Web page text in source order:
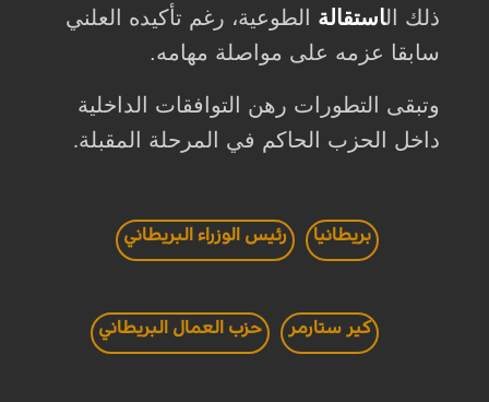
ذلك الاستقالة الطوعية، رغم تأكيده العلني
سابقا عزمه على مواصلة مهامه.
وتبقى التطورات رهن التوافقات الداخلية
داخل الحزب الحاكم في المرحلة المقبلة.
بريطانيا رئيس الوزراء البريطاني
كير ستارمر حزب العمال البريطاني